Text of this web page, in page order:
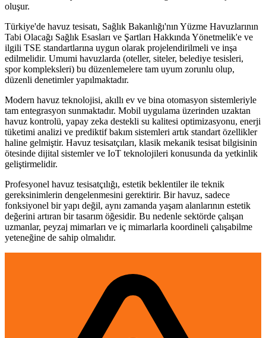
oluşur.
Türkiye'de havuz tesisatı, Sağlık Bakanlığı'nın Yüzme Havuzlarının
Tabi Olacağı Sağlık Esasları ve Şartları Hakkında Yönetmelik'e ve
ilgili TSE standartlarına uygun olarak projelendirilmeli ve inşa
edilmelidir. Umumi havuzlarda (oteller, siteler, belediye tesisleri,
spor kompleksleri) bu düzenlemelere tam uyum zorunlu olup,
düzenli denetimler yapılmaktadır.
Modern havuz teknolojisi, akıllı ev ve bina otomasyon sistemleriyle
tam entegrasyon sunmaktadır. Mobil uygulama üzerinden uzaktan
havuz kontrolü, yapay zeka destekli su kalitesi optimizasyonu, enerji
tüketimi analizi ve prediktif bakım sistemleri artık standart özellikler
haline gelmiştir. Havuz tesisatçıları, klasik mekanik tesisat bilgisinin
ötesinde dijital sistemler ve IoT teknolojileri konusunda da yetkinlik
geliştirmelidir.
Profesyonel havuz tesisatçılığı, estetik beklentiler ile teknik
gereksinimlerin dengelenmesini gerektirir. Bir havuz, sadece
fonksiyonel bir yapı değil, aynı zamanda yaşam alanlarının estetik
değerini artıran bir tasarım öğesidir. Bu nedenle sektörde çalışan
uzmanlar, peyzaj mimarları ve iç mimarlarla koordineli çalışabilme
yeteneğine de sahip olmalıdır.